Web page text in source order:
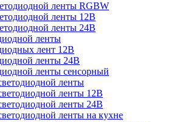
ленты RGBW
ленты 12В
ленты 24В
ленты
лент 12В
ленты 24В
ленты сенсорный
ленты
ленты 12В
ленты 24В
ленты на кухне